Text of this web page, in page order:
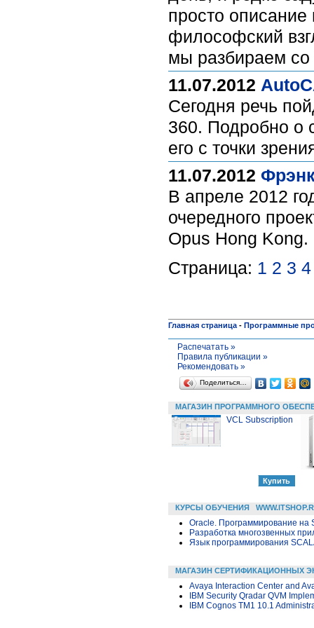
просто
философский
мы разбираем
11.07.2012
Сегодня речь
360. Подробно о
его с точки
11.07.2012
В апреле 2012
очередного
Opus Hong Kong.
Страница: 1 2 3 4
Главная страница - Программные
Распечатать »
Правила публикации »
Рекомендовать »
Поделиться…
МАГАЗИН ПРОГРАММНОГО
VCL Subscription
КУРСЫ ОБУЧЕНИЯ
Oracle. Программирование на
Разработка многозвенных
Язык программирования
МАГАЗИН СЕРТИФИКАЦИОННЫХ
Avaya Interaction Center and
IBM Security Qradar QVM
IBM Cognos TM1 10.1